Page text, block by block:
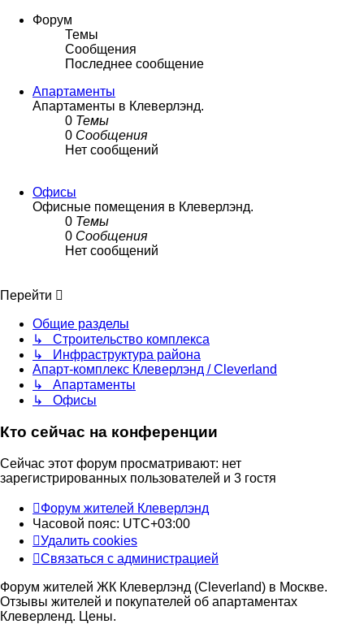
Форум
Темы
Сообщения
Последнее сообщение
Апартаменты
Апартаменты в Клеверлэнд.
0 Темы
0 Сообщения
Нет сообщений
Офисы
Офисные помещения в Клеверлэнд.
0 Темы
0 Сообщения
Нет сообщений
Перейти
Общие разделы
↳ Строительство комплекса
↳ Инфраструктура района
Апарт-комплекс Клеверлэнд / Cleverland
↳ Апартаменты
↳ Офисы
Кто сейчас на конференции
Сейчас этот форум просматривают: нет
зарегистрированных пользователей и 3 гостя
Форум жителей Клеверлэнд
Часовой пояс: UTC+03:00
Удалить cookies
Связаться с администрацией
Форум жителей ЖК Клеверлэнд (Cleverland) в Москве.
Отзывы жителей и покупателей об апартаментах
Клеверленд. Цены.